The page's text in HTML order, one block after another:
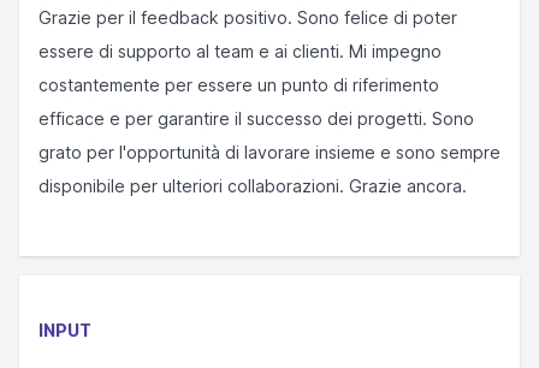
Grazie per il feedback positivo. Sono felice di poter
essere di supporto al team e ai clienti. Mi impegno
costantemente per essere un punto di riferimento
efficace e per garantire il successo dei progetti. Sono
grato per l'opportunità di lavorare insieme e sono sempre
disponibile per ulteriori collaborazioni. Grazie ancora.
INPUT